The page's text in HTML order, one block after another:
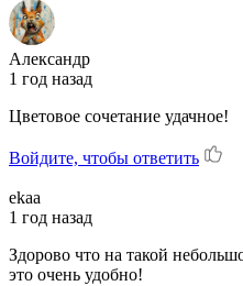
Александр
1 год назад
Цветовое сочетание удачное!
Войдите, чтобы ответить
ekaa
1 год назад
Здорово что на такой
это очень удобно!